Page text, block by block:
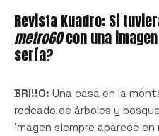
Revista Kuadro: Si
metro60con una
sería?
BRI!!O: Una casa en la
rodeado de árboles y
imagen siempre aparece